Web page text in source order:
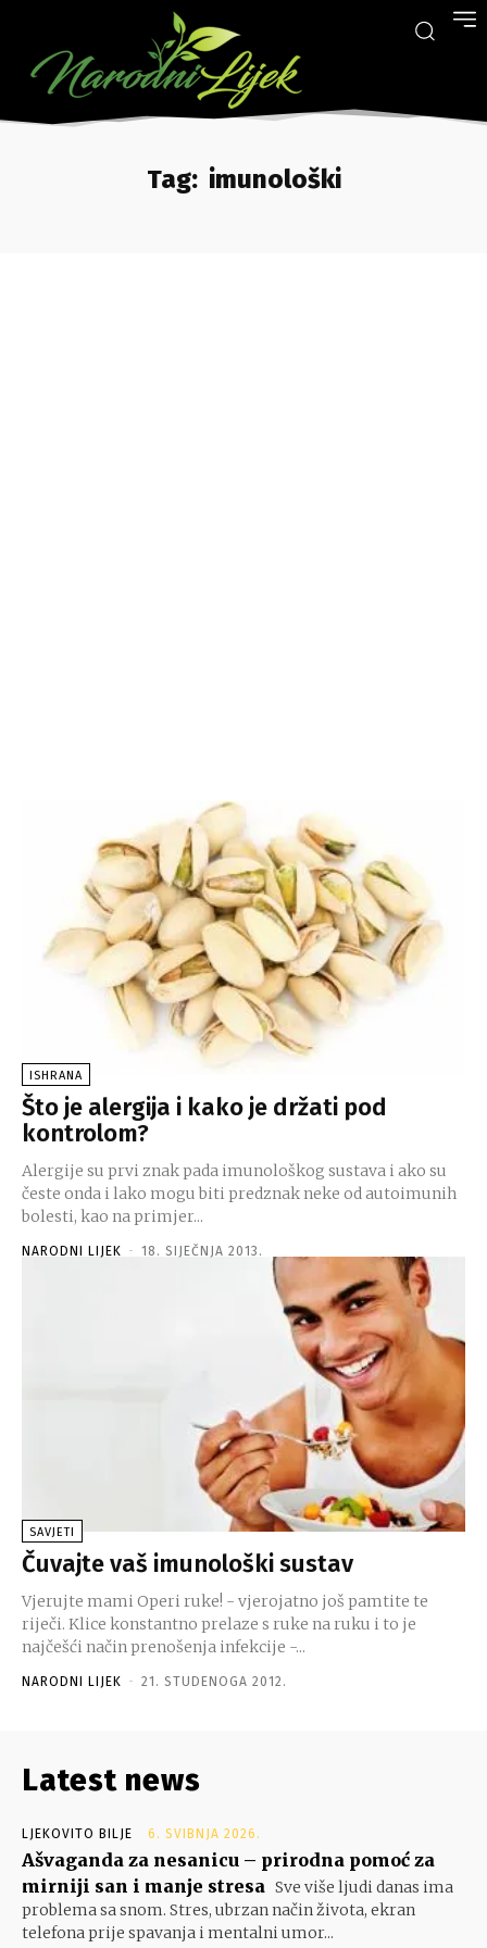
Tag: imunološki
ISHRANA
Što je alergija i kako je držati pod
kontrolom?
Alergije su prvi znak pada imunološkog sustava i ako su
česte onda i lako mogu biti predznak neke od autoimunih
bolesti, kao na primjer...
NARODNI LIJEK - 18. SIJEČNJA 2013.
SAVJETI
Čuvajte vaš imunološki sustav
Vjerujte mami Operi ruke! - vjerojatno još pamtite te
riječi. Klice konstantno prelaze s ruke na ruku i to je
najčešći način prenošenja infekcije -...
NARODNI LIJEK - 21. STUDENOGA 2012.
Latest news
LJEKOVITO BILJE 6. SVIBNJA 2026.
Ašvaganda za nesanicu – prirodna pomoć za
mirniji san i manje stresa Sve više ljudi danas ima
problema sa snom. Stres, ubrzan način života, ekran
telefona prije spavanja i mentalni umor...